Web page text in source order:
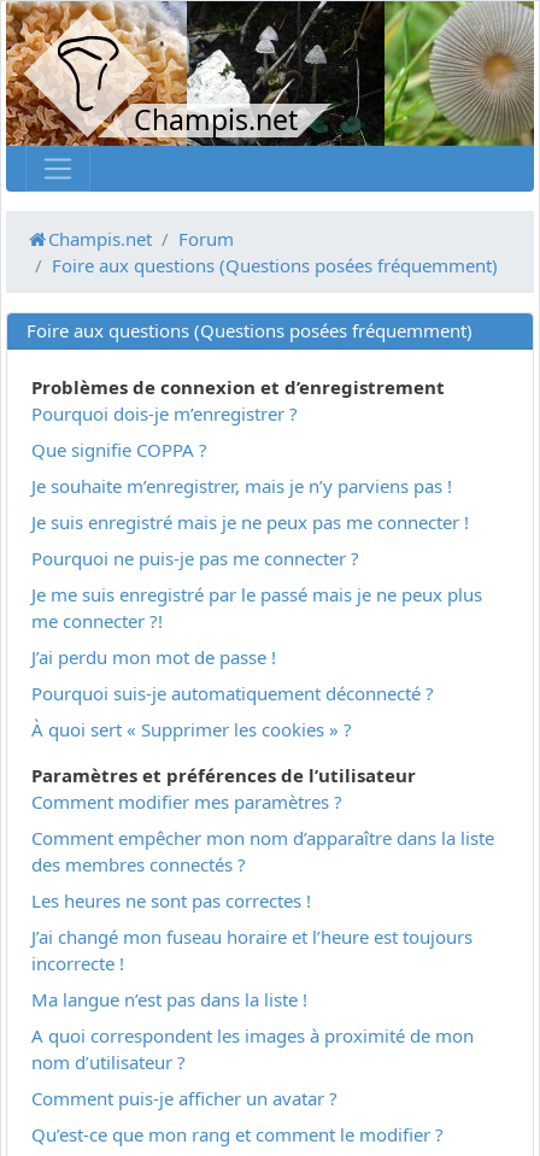
Champis.net
Champis.net
Forum
Foire aux questions (Questions posées fréquemment)
Foire aux questions (Questions posées fréquemment)
Problèmes de connexion et d’enregistrement
Pourquoi dois-je m’enregistrer ?
Que signifie COPPA ?
Je souhaite m’enregistrer, mais je n’y parviens pas !
Je suis enregistré mais je ne peux pas me connecter !
Pourquoi ne puis-je pas me connecter ?
Je me suis enregistré par le passé mais je ne peux plus
me connecter ?!
J’ai perdu mon mot de passe !
Pourquoi suis-je automatiquement déconnecté ?
À quoi sert « Supprimer les cookies » ?
Paramètres et préférences de l’utilisateur
Comment modifier mes paramètres ?
Comment empêcher mon nom d’apparaître dans la liste
des membres connectés ?
Les heures ne sont pas correctes !
J’ai changé mon fuseau horaire et l’heure est toujours
incorrecte !
Ma langue n’est pas dans la liste !
A quoi correspondent les images à proximité de mon
nom d’utilisateur ?
Comment puis-je afficher un avatar ?
Qu’est-ce que mon rang et comment le modifier ?